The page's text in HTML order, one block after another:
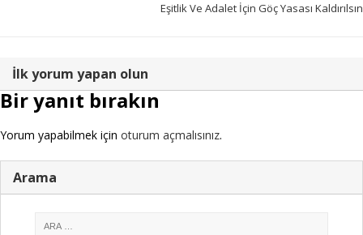
Eşitlik Ve Adalet İçin Göç Yasası Kaldırılsın
İlk yorum yapan olun
Bir yanıt bırakın
Yorum yapabilmek için oturum açmalısınız.
Arama